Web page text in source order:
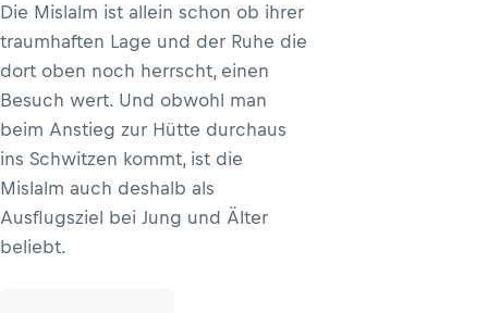
Die Mislalm ist allein schon ob ihrer
traumhaften Lage und der Ruhe die
dort oben noch herrscht, einen
Besuch wert. Und obwohl man
beim Anstieg zur Hütte durchaus
ins Schwitzen kommt, ist die
Mislalm auch deshalb als
Ausflugsziel bei Jung und Älter
beliebt.